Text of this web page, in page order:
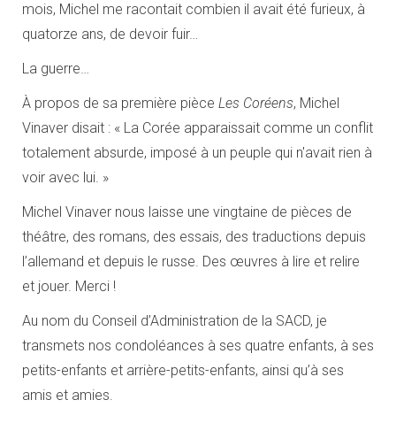
mois, Michel me racontait combien il avait été furieux, à
quatorze ans, de devoir fuir…
La guerre…
À propos de sa première pièce Les Coréens, Michel
Vinaver disait : « La Corée apparaissait comme un conflit
totalement absurde, imposé à un peuple qui n'avait rien à
voir avec lui. »
Michel Vinaver nous laisse une vingtaine de pièces de
théâtre, des romans, des essais, des traductions depuis
l’allemand et depuis le russe. Des œuvres à lire et relire
et jouer. Merci !
Au nom du Conseil d’Administration de la SACD, je
transmets nos condoléances à ses quatre enfants, à ses
petits-enfants et arrière-petits-enfants, ainsi qu’à ses
amis et amies.